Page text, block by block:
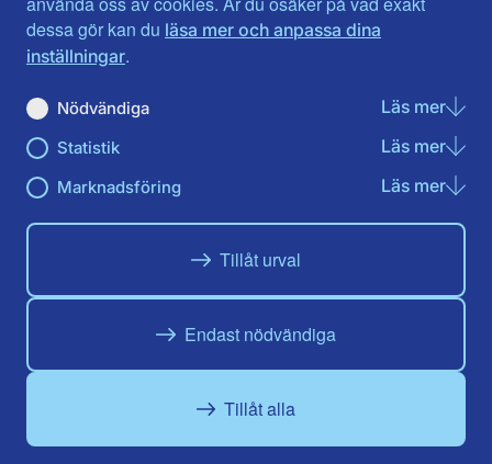
dessa gör kan du läsa mer och anpassa dina
inställningar.
Nödvändiga Läs merom
Statistik Läs merom
Marknadsföring Läs merom
Tillåt urval
Endast nödvändiga
Tillåt alla
Pål Jonson (M), försvarspolitisk talesperson
Posted inArtikel
Meny
Engagera dig
Våra politiker
Ring statsministern
Utlandssvenskar
Lättläst
Genvägar
Om cookies
Moderata
Ungdomsförbundet